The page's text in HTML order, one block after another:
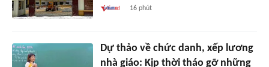
16 phút
Dự thảo về chức danh, xếp lương
nhà giáo: Kịp thời tháo gỡ những